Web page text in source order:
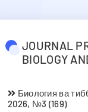
JOURNAL
BIOLOGY
Биология ва
2026, №3 (169)